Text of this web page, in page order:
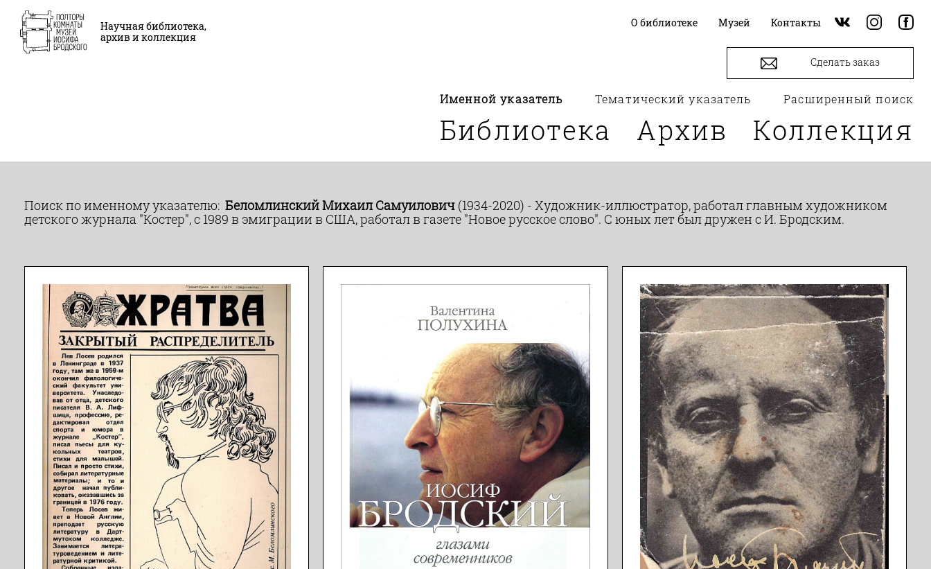
Научная библиотека,
архив и коллекция
О библиотеке Музей Контакты
Именной указатель Тематический указатель Расширенный поиск
Сделать заказ
Библиотека Архив Коллекция
Поиск по именному указателю: Беломлинский Михаил Самуилович (1934-2020) - Художник-иллюстратор, работал главным художником
детского журнала "Костер", с 1989 в эмиграции в США, работал в газете "Новое русское слово". С юных лет был дружен с И. Бродским.